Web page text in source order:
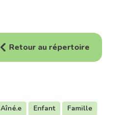
Retour au répertoire
Aîné.e Enfant
Famille